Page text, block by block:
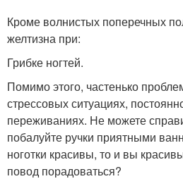
Кроме волнистых поперечных
желтизна при:
Грибке ногтей.
Помимо этого, частенько
стрессовых ситуациях,
переживаниях. Не можете
побалуйте ручки приятными
ноготки красивы, то и вы
повод порадоваться?